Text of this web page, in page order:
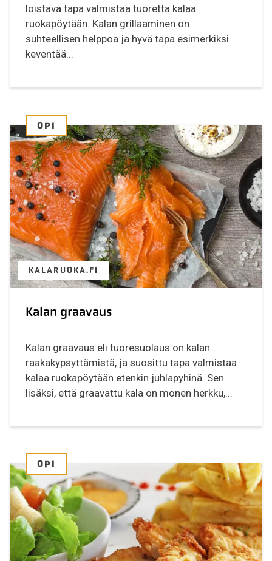
loistava tapa valmistaa tuoretta kalaa
ruokapöytään. Kalan grillaaminen on
suhteellisen helppoa ja hyvä tapa esimerkiksi
keventää...
OPI
KALARUOKA.FI
Kalan graavaus
Kalan graavaus eli tuoresuolaus on kalan
raakakypsyttämistä, ja suosittu tapa valmistaa
kalaa ruokapöytään etenkin juhlapyhinä. Sen
lisäksi, että graavattu kala on monen herkku,...
OPI